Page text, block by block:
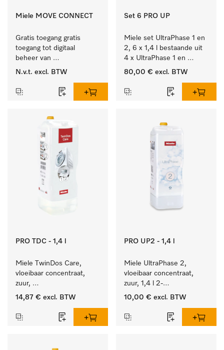
Miele MOVE CONNECT
Gratis toegang gratis
toegang tot digitaal
beheer van
Miele Professional
N.v.t. excl. BTW
Set 6 PRO UP
Miele set UltraPhase 1 en
2, 6 x 1,4 l bestaande uit
4 x UltraPhase 1 en
2 x UltraPhase 2.
80,00 € excl. BTW
PRO TDC - 1,4 l
Miele TwinDos Care,
vloeibaar concentraat,
zuur,
1,4 l Reinigingsmiddel
doseersysteem.
14,87 € excl. BTW
PRO UP2 - 1,4 l
Miele UltraPhase 2,
vloeibaar concentraat,
zuur, 1,4 l 2-
componentenwasmiddel
wasgoed.
10,00 € excl. BTW